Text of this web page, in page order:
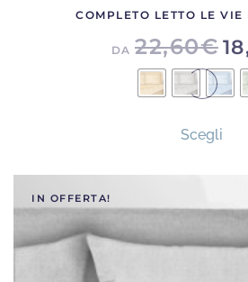
COMPLETO LETTO LE VIE
DA 22,60€
Scegli
Le
IN OFFERTA!